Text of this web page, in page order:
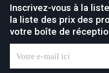
Inscrivez-vous à la
la liste des prix des
votre boîte de